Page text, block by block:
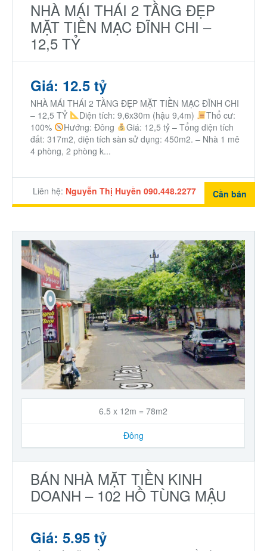
NHÀ MÁI THÁI 2 TẦNG ĐẸP
MẶT TIỀN MẠC ĐĨNH CHI –
12,5 TỶ
Giá: 12.5 tỷ
NHÀ MÁI THÁI 2 TẦNG ĐẸP MẶT TIỀN MẠC ĐĨNH CHI
– 12,5 TỶ
Diện tích: 9,6x30m (hậu 9,4m)
Thổ cư:
100%
Hướng: Đông
Giá: 12,5 tỷ – Tổng diện tích
đất: 317m2, diện tích sàn sử dụng: 450m2. – Nhà 1 mê
4 phòng, 2 phòng k...
Liên hệ: Nguyễn Thị Huyền 090.448.2277 Cần bán
6.5 x 12m = 78m2
Đông
BÁN NHÀ MẶT TIỀN KINH
DOANH – 102 HỒ TÙNG MẬU
Giá: 5.95 tỷ